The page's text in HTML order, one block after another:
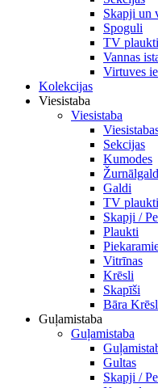
Skapji un
Spoguli
TV plaukti
Vannas
Virtuves
Kolekcijas
Viesistaba
Viesistaba
Sekcijas
Kumodes
Galdi
TV plaukti
Skapji /
Plaukti
Vitrīnas
Krēsli
Skapīši
Bāra
Guļamistaba
Guļamistaba
Gultas
Skapji /